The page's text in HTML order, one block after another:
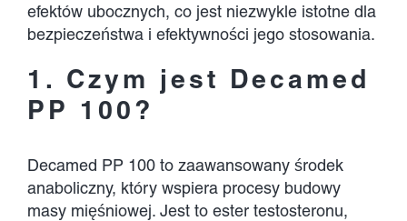
efektów ubocznych, co jest niezwykle istotne dla
bezpieczeństwa i efektywności jego stosowania.
1. Czym jest Decamed
PP 100?
Decamed PP 100 to zaawansowany środek
anaboliczny, który wspiera procesy budowy
masy mięśniowej. Jest to ester testosteronu,